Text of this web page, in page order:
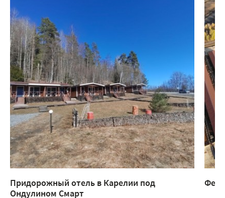
Придорожный отель в Карелии под
Ондулином Смарт